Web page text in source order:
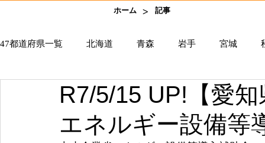
ホーム > 記事
47都道府県一覧 北海道 青森 岩手 宮城
千葉 東京 神奈川 新潟 富山
大阪 兵庫
R7/5/15 UP!【愛
エネルギー設備等